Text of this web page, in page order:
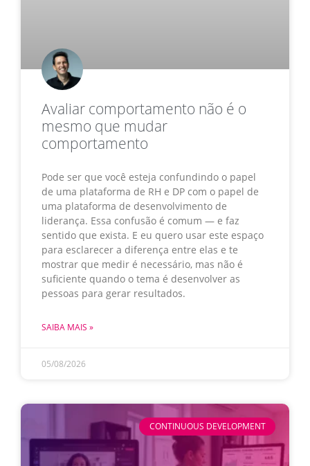
Avaliar comportamento não é o
mesmo que mudar
comportamento
Pode ser que você esteja confundindo o papel
de uma plataforma de RH e DP com o papel de
uma plataforma de desenvolvimento de
liderança. Essa confusão é comum — e faz
sentido que exista. E eu quero usar este espaço
para esclarecer a diferença entre elas e te
mostrar que medir é necessário, mas não é
suficiente quando o tema é desenvolver as
pessoas para gerar resultados.
SAIBA MAIS »
05/08/2026
CONTINUOUS DEVELOPMENT